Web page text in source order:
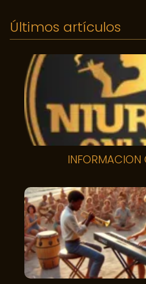
Últimos artículos
INFORMACION